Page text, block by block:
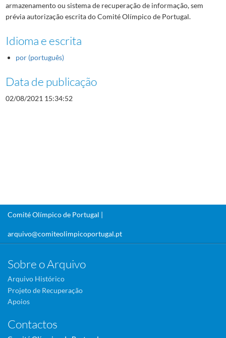
armazenamento ou sistema de recuperação de informação, sem
prévia autorização escrita do Comité Olímpico de Portugal.
Idioma e escrita
por (português)
Data de publicação
02/08/2021 15:34:52
Comité Olímpico de Portugal |
arquivo@comiteolimpicoportugal.pt
Sobre o Arquivo
Arquivo Histórico
Projeto de Recuperação
Apoios
Contactos